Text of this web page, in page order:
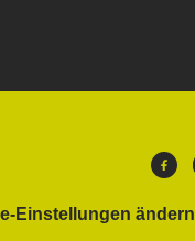
Einstellungen ändern